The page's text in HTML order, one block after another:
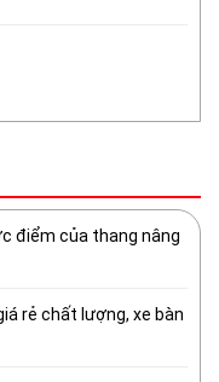
điểm của thang nâng
rẻ chất lượng, xe bàn